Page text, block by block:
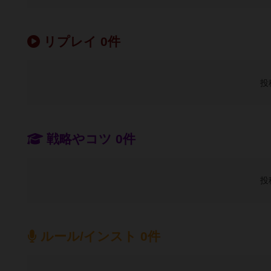
リプレイ 0件
投
戦略やコツ 0件
投
ルール/インスト 0件